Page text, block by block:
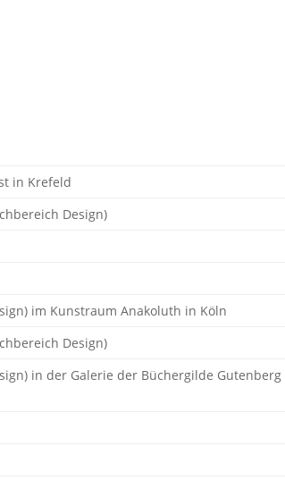
in Krefeld
Design)
im Kunstraum Anakoluth in Köln
Design)
in der Galerie der Büchergilde Gutenberg